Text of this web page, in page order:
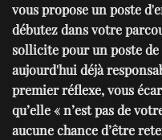
vous propose un poste
débutez dans votre
sollicite pour un poste
aujourd'hui déjà
premier réflexe, vous
qu’elle « n’est pas de
aucune chance d’être